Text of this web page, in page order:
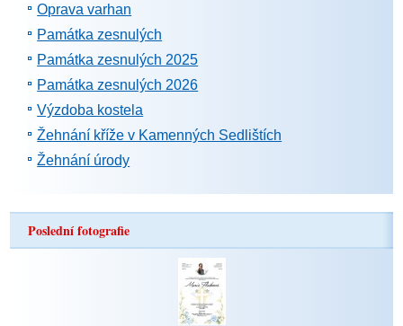
Oprava varhan
Památka zesnulých
Památka zesnulých 2025
Památka zesnulých 2026
Výzdoba kostela
Žehnání kříže v Kamenných Sedlištích
Žehnání úrody
Poslední fotografie